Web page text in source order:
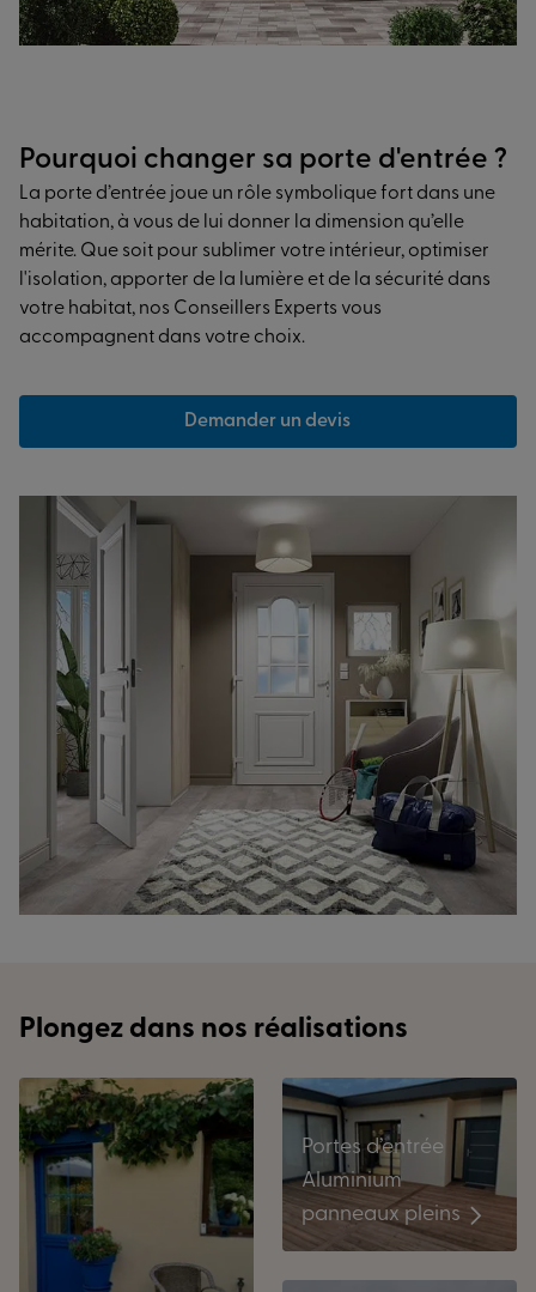
Pourquoi changer sa porte d'entrée ?
La porte d’entrée joue un rôle symbolique fort dans une
habitation, à vous de lui donner la dimension qu’elle
mérite. Que soit pour sublimer votre intérieur, optimiser
l'isolation, apporter de la lumière et de la sécurité dans
votre habitat, nos Conseillers Experts vous
accompagnent dans votre choix.
Demander un devis
Plongez dans nos réalisations
Portes d’entrée
Aluminium
panneaux pleins